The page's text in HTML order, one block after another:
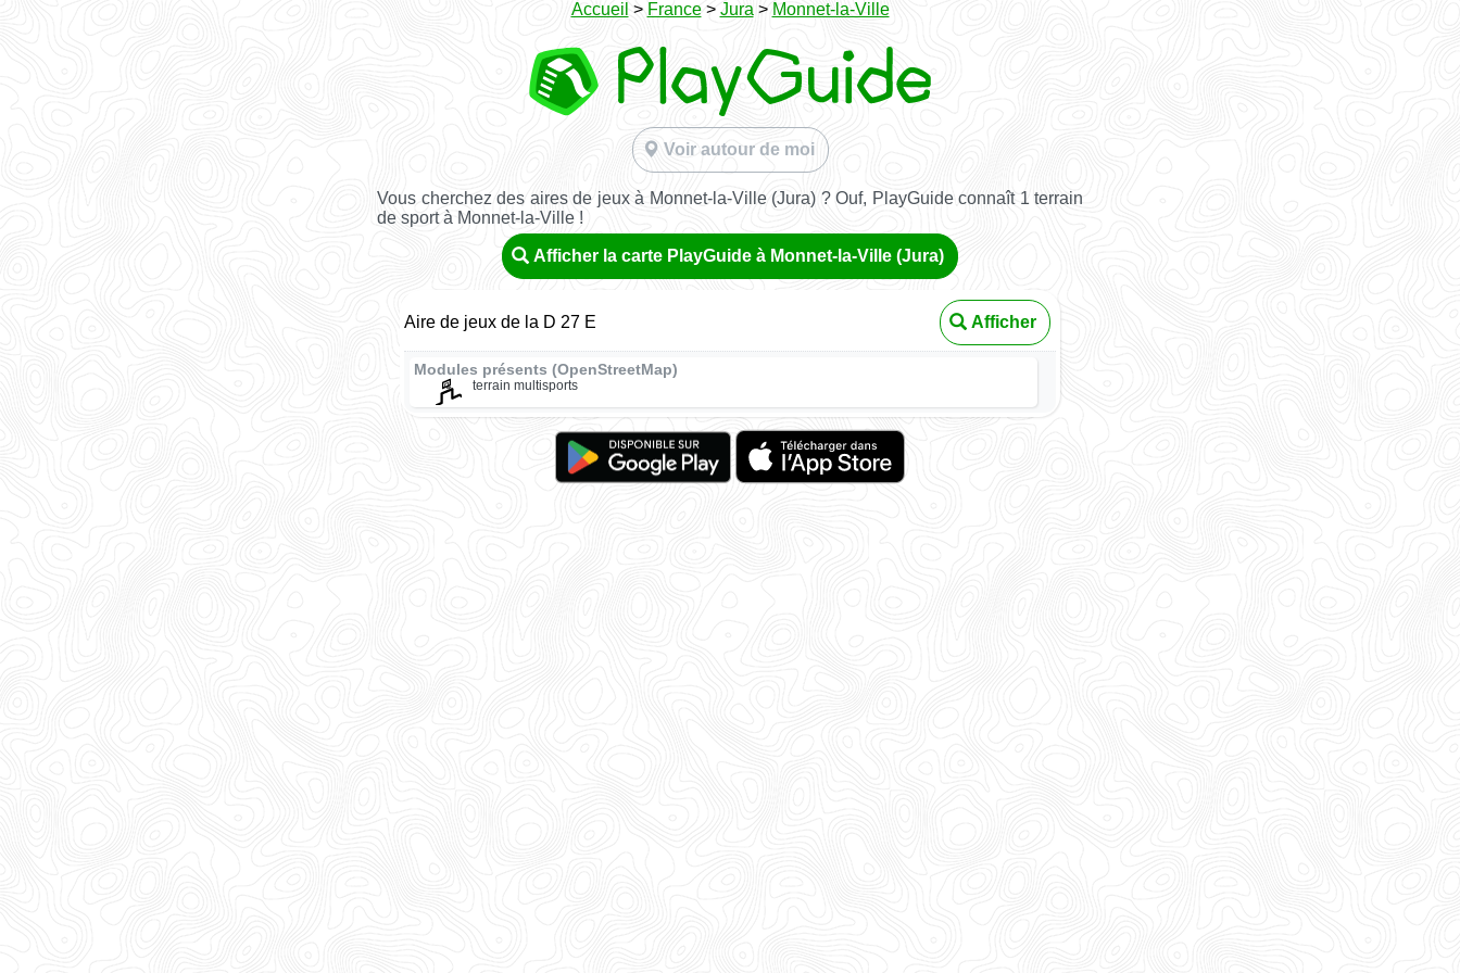
Accueil > France> Jura > Monnet-la-Ville
Voir autour de moi
Vous cherchez des aires de jeux à Monnet-la-Ville (Jura) ? Ouf, PlayGuide connaît 1 terrain
de sport à Monnet-la-Ville !
Afficher la carte PlayGuide à Monnet-la-Ville (Jura)
Aire de jeux de la D 27 E Afficher
Modules présents (OpenStreetMap)
terrain multisports